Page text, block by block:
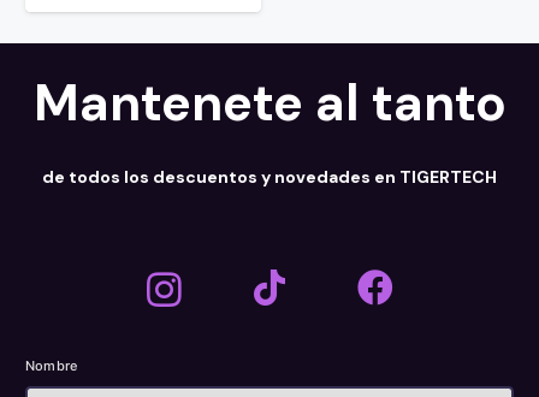
Mantenete al tanto
de todos los descuentos y novedades en TIGERTECH
Nombre